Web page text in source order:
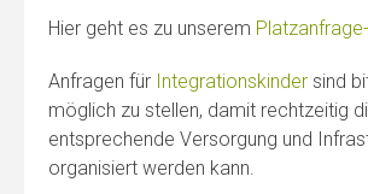
Hier geht es zu unserem
Anfragen für Integrationskinder sind
möglich zu stellen, damit rechtzeitig
entsprechende Versorgung und
organisiert werden kann.